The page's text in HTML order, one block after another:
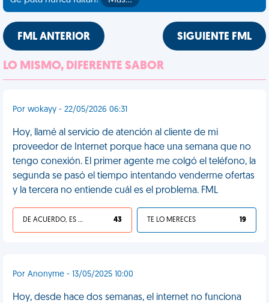
FML ANTERIOR SIGUIENTE FML
LO MISMO, DIFERENTE SABOR
Por wokayy - 22/05/2026 06:31
Hoy, llamé al servicio de atención al cliente de mi
proveedor de Internet porque hace una semana que no
tengo conexión. El primer agente me colgó el teléfono, la
segunda se pasó el tiempo intentando venderme ofertas
y la tercera no entiende cuál es el problema. FML
DE ACUERDO, ES UNA VIDA HP 43 TE LO MERECES 19
Por Anonyme - 13/05/2025 10:00
Hoy, desde hace dos semanas, el internet no funciona